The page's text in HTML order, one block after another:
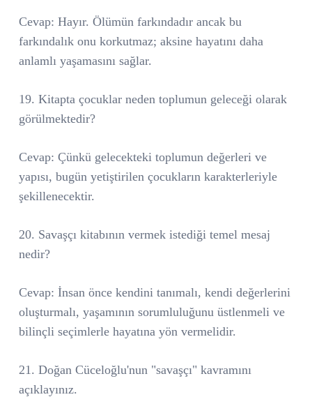
Cevap: Hayır. Ölümün farkındadır ancak bu
farkındalık onu korkutmaz; aksine hayatını daha
anlamlı yaşamasını sağlar.
19. Kitapta çocuklar neden toplumun geleceği olarak
görülmektedir?
Cevap: Çünkü gelecekteki toplumun değerleri ve
yapısı, bugün yetiştirilen çocukların karakterleriyle
şekillenecektir.
20. Savaşçı kitabının vermek istediği temel mesaj
nedir?
Cevap: İnsan önce kendini tanımalı, kendi değerlerini
oluşturmalı, yaşamının sorumluluğunu üstlenmeli ve
bilinçli seçimlerle hayatına yön vermelidir.
21. Doğan Cüceloğlu'nun "savaşçı" kavramını
açıklayınız.